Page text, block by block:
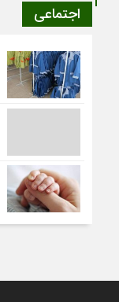
اجتماعی